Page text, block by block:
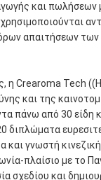
και πωλήσεων
απαιτήσεων των
η Crearoma Tech
και της
πάνω από 30 είδη
διπλώματα
και γνωστή
πλαίσιο με το
σχεδίου και